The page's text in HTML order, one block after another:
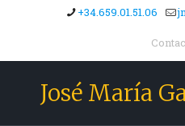
+34.659.01.51.06
José María